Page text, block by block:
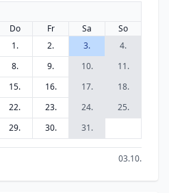
Do Fr Sa
So
1.
2. 3.
4.
8. 9. 10.
11.
15. 16. 17.
18.
22. 23. 24.
25.
29. 30. 31.
03.10.